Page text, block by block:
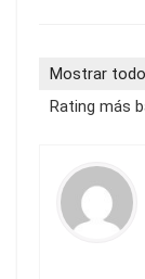
Mostrar todo
Rating más